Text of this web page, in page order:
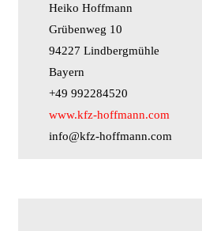
Heiko Hoffmann
Grübenweg 10
94227 Lindbergmühle
Bayern
+49 992284520
www.kfz-hoffmann.com
info@kfz-hoffmann.com